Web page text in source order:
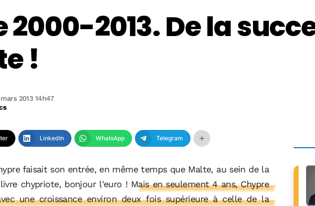
2000-2013. De la
!
2013 14h47
LinkedIn WhatsApp Telegram
faisait son entrée, en même temps que Malte, au sein de la
chypriote, bonjour l'euro ! Mais en seulement 4 ans, Chypre
une croissance environ deux fois supérieure à celle de la